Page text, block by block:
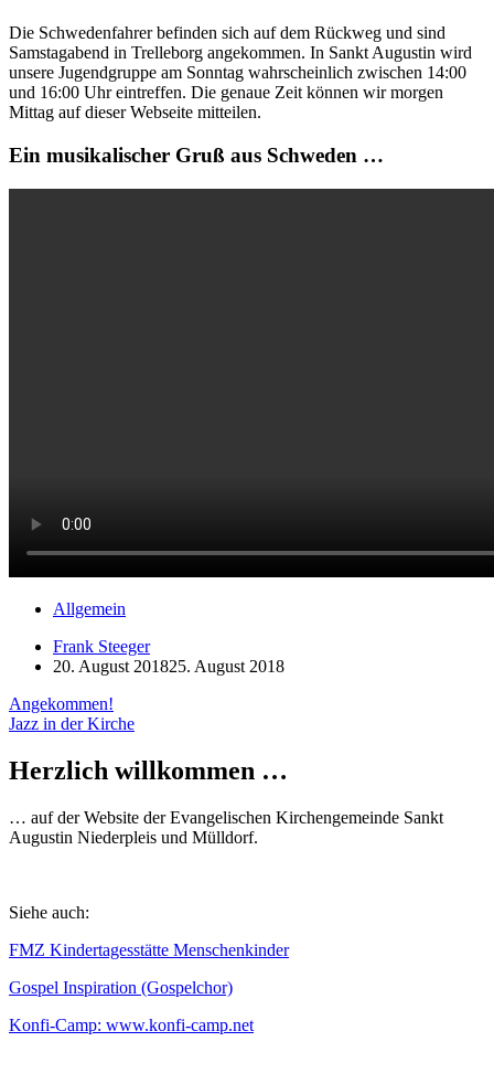
Die Schwedenfahrer befinden sich auf dem Rückweg und sind
Samstagabend in Trelleborg angekommen. In Sankt Augustin wird
unsere Jugendgruppe am Sonntag wahrscheinlich zwischen 14:00
und 16:00 Uhr eintreffen. Die genaue Zeit können wir morgen
Mittag auf dieser Webseite mitteilen.
Ein musikalischer Gruß aus Schweden …
Allgemein
Frank Steeger
20. August 201825. August 2018
Beitragsnavigation
Angekommen!
Jazz in der Kirche
Herzlich willkommen …
… auf der Website der Evangelischen Kirchengemeinde Sankt
Augustin Niederpleis und Mülldorf.
Siehe auch:
FMZ Kindertagesstätte Menschenkinder
Gospel Inspiration (Gospelchor)
Konfi-Camp: www.konfi-camp.net